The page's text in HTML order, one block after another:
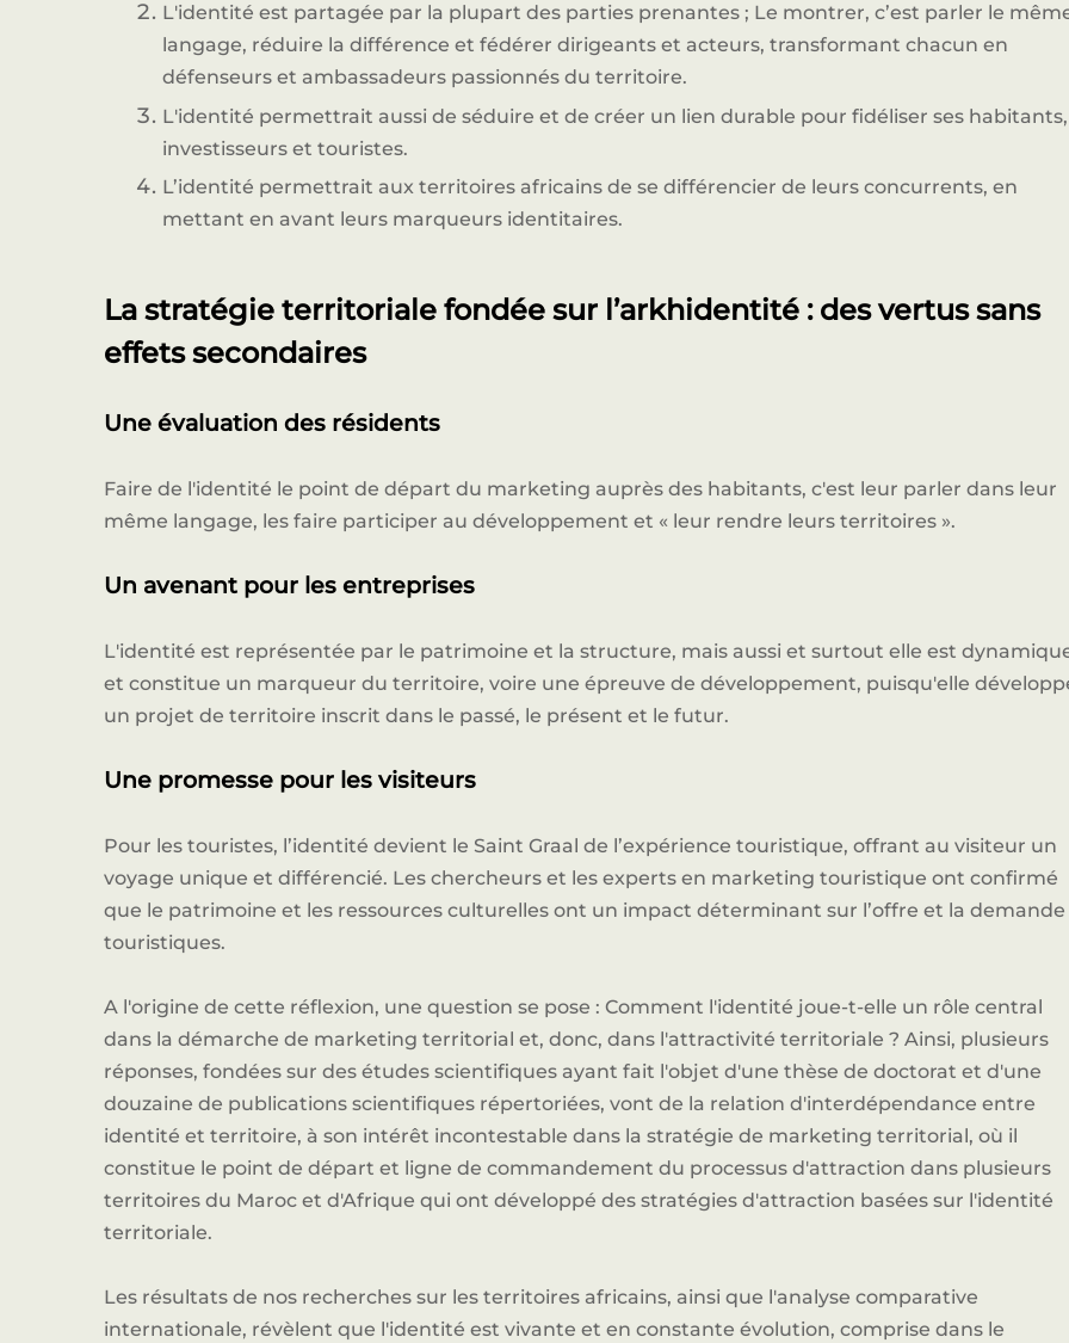
L'identité est partagée par la plupart des parties prenantes ; Le montrer, c’est parler le
langage, réduire la différence et fédérer dirigeants et acteurs, transformant chacun en
défenseurs et ambassadeurs passionnés du territoire.
L'identité permettrait aussi de séduire et de créer un lien durable pour fidéliser ses habitants,
investisseurs et touristes.
L’identité permettrait aux territoires africains de se différencier de leurs concurrents, en
mettant en avant leurs marqueurs identitaires.
La stratégie territoriale fondée sur l’arkhidentité : des vertus sans
effets secondaires
Une évaluation des résidents
Faire de l'identité le point de départ du marketing auprès des habitants, c'est leur parler dans leur
même langage, les faire participer au développement et « leur rendre leurs territoires ».
Un avenant pour les entreprises
L'identité est représentée par le patrimoine et la structure, mais aussi et surtout elle est
et constitue un marqueur du territoire, voire une épreuve de développement, puisqu'elle
un projet de territoire inscrit dans le passé, le présent et le futur.
Une promesse pour les visiteurs
Pour les touristes, l’identité devient le Saint Graal de l’expérience touristique, offrant au visiteur un
voyage unique et différencié. Les chercheurs et les experts en marketing touristique ont confirmé
que le patrimoine et les ressources culturelles ont un impact déterminant sur l’offre et la demande
touristiques.
A l'origine de cette réflexion, une question se pose : Comment l'identité joue-t-elle un rôle central
dans la démarche de marketing territorial et, donc, dans l'attractivité territoriale ? Ainsi, plusieurs
réponses, fondées sur des études scientifiques ayant fait l'objet d'une thèse de doctorat et d'une
douzaine de publications scientifiques répertoriées, vont de la relation d'interdépendance entre
identité et territoire, à son intérêt incontestable dans la stratégie de marketing territorial, où il
constitue le point de départ et ligne de commandement du processus d'attraction dans plusieurs
territoires du Maroc et d'Afrique qui ont développé des stratégies d'attraction basées sur l'identité
territoriale.
Les résultats de nos recherches sur les territoires africains, ainsi que l'analyse comparative
internationale, révèlent que l'identité est vivante et en constante évolution, comprise dans le
Devenir Sponsor